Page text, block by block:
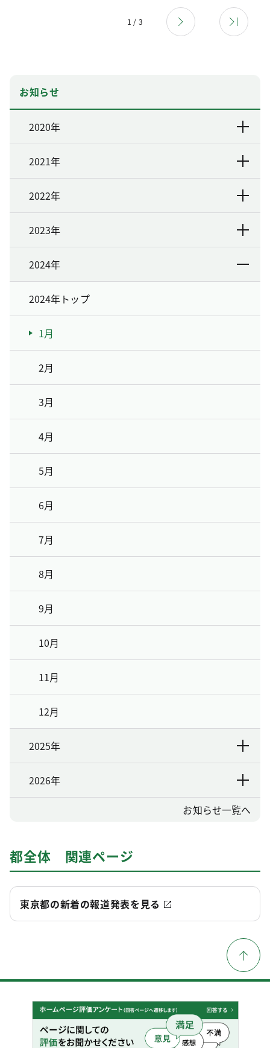
1 / 3
お知らせ
2020年
2021年
2022年
2023年
2024年
2024年トップ
1月
2月
3月
4月
5月
6月
7月
8月
9月
10月
11月
12月
2025年
2026年
お知らせ一覧へ
都全体 関連ページ
東京都の新着の報道発表を見る